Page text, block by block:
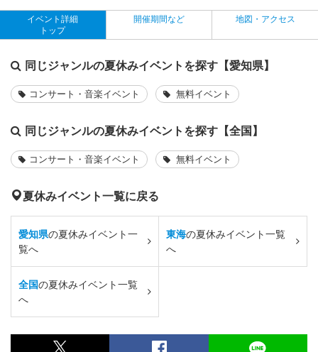
イベント詳細
トップ
開催期間など 地図・アクセス
同じジャンルの夏休みイベントを探す【愛知県】
コンサート・音楽イベント 無料イベント
同じジャンルの夏休みイベントを探す【全国】
コンサート・音楽イベント 無料イベント
夏休みイベント一覧に戻る
愛知県の夏休みイベント一
覧へ
東海の夏休みイベント一覧
へ
全国の夏休みイベント一覧
へ